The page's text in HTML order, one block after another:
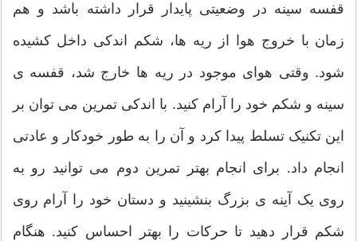
قفسه سینه در وضعیتی پایدار قرار داشته باشد و هم
زمان با خروج هوا از ریه ها، شکم اندکی داخل کشیده
شود. وقتی هوای موجود در ریه ها خارج شد، قفسه ی
سینه و شکم خود را آرام کنید. با اندکی تمرین می توان بر
این تکنیک تسلط پیدا کرد و آن را به طور خودکار و عادتی
انجام داد. برای انجام بهتر تمرین دوم می توانید رو به
روی یک آینه ی بزرگ بنشینید و دستان خود را آرام روی
شکم قرار دهید تا حرکات را بهتر احساس کنید. هنگام